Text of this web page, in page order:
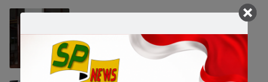
Pemkot Surabaya Beri Insentif Rp300
Pencurian Fasum
Pemerintahan 8 Agustus 2026 13:56